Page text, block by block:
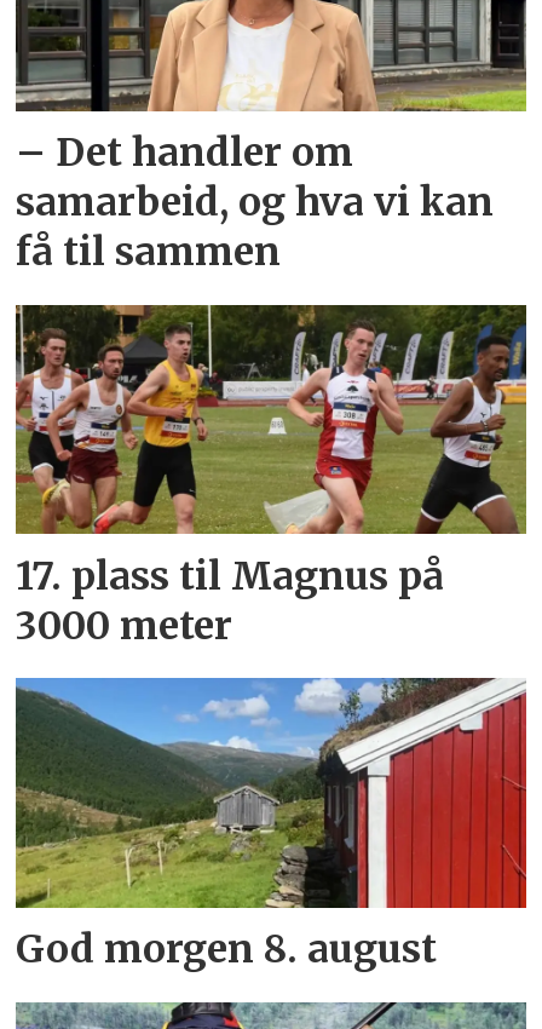
– Det handler om
samarbeid, og hva vi kan
få til sammen
17. plass til Magnus på
3000 meter
God morgen 8. august